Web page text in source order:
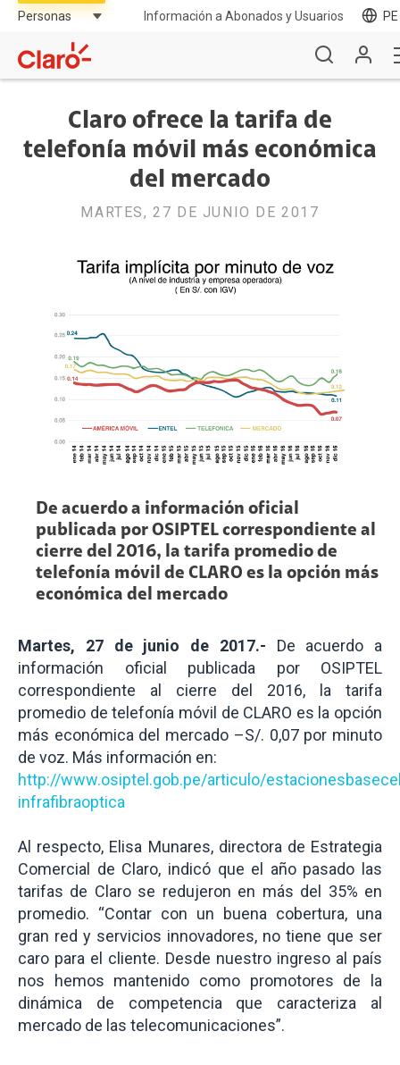
Información a Abonados y Usuarios PE
Claro ofrece la tarifa de
telefonía móvil más económica
del mercado
MARTES, 27 DE JUNIO DE 2017
De acuerdo a información oficial
publicada por OSIPTEL correspondiente al
cierre del 2016, la tarifa promedio de
telefonía móvil de CLARO es la opción más
económica del mercado
Martes, 27 de junio de 2017.- De acuerdo a
información oficial publicada por OSIPTEL
correspondiente al cierre del 2016, la tarifa
promedio de telefonía móvil de CLARO es la opción
más económica del mercado –S/. 0,07 por minuto
de voz. Más información en:
http://www.osiptel.gob.pe/articulo/
infrafibraoptica
Al respecto, Elisa Munares, directora de Estrategia
Comercial de Claro, indicó que el año pasado las
tarifas de Claro se redujeron en más del 35% en
promedio. “Contar con un buena cobertura, una
gran red y servicios innovadores, no tiene que ser
caro para el cliente. Desde nuestro ingreso al país
nos hemos mantenido como promotores de la
dinámica de competencia que caracteriza al
mercado de las telecomunicaciones”.